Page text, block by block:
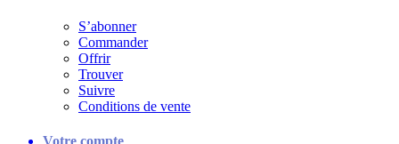
S’abonner
Commander
Offrir
Trouver
Suivre
Conditions de vente
Votre compte